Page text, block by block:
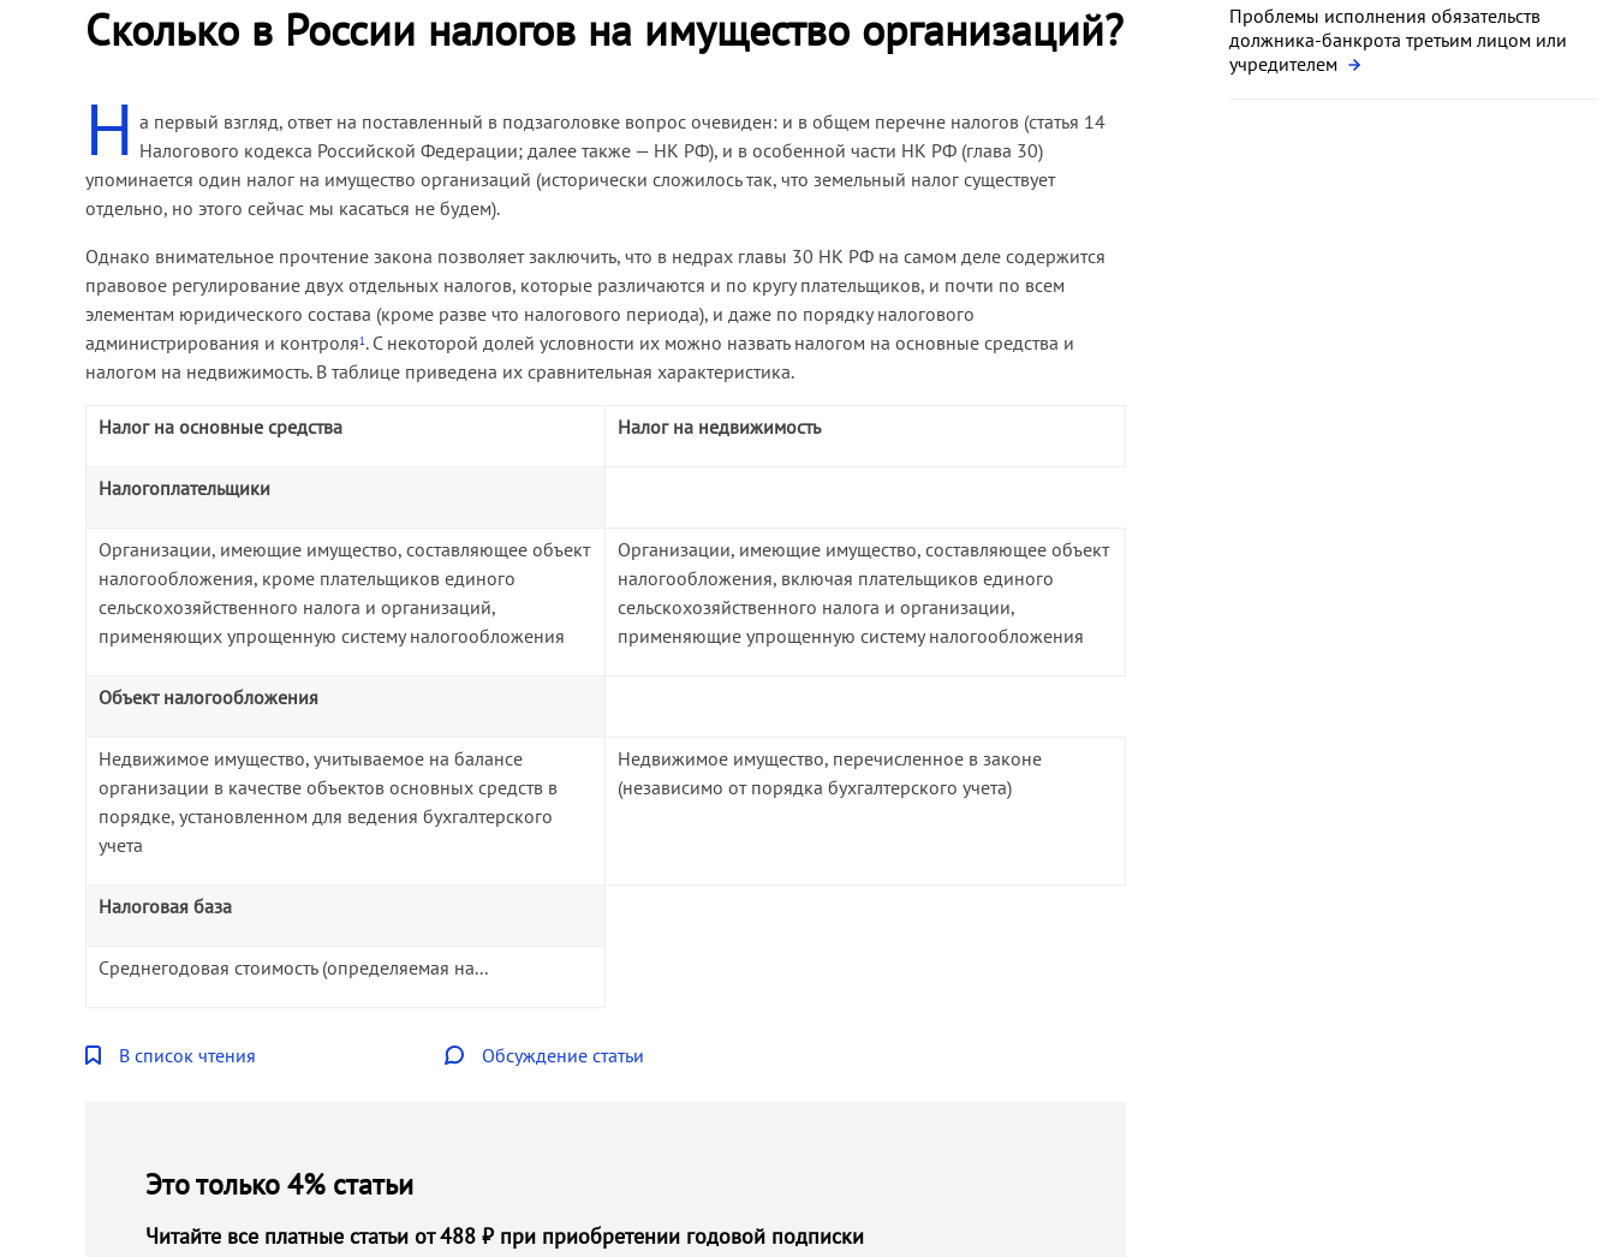
Сколько в России налогов на имущество организаций?
Н а первый взгляд, ответ на поставленный в подзаголовке вопрос очевиден: и в общем перечне налогов (статья 14
Налогового кодекса Российской Федерации; далее также — НК РФ), и в особенной части НК РФ (глава 30)
упоминается один налог на имущество организаций (исторически сложилось так, что земельный налог существует
отдельно, но этого сейчас мы касаться не будем).
Однако внимательное прочтение закона позволяет заключить, что в недрах главы 30 НК РФ на самом деле содержится
правовое регулирование двух отдельных налогов, которые различаются и по кругу плательщиков, и почти по всем
элементам юридического состава (кроме разве что налогового периода), и даже по порядку налогового
администрирования и контроля1 . С некоторой долей условности их можно назвать налогом на основные средства и
налогом на недвижимость. В таблице приведена их сравнительная характеристика.
Налог на основные средства Налог на недвижимость
Налогоплательщики
Организации, имеющие имущество, составляющее объект
налогообложения, кроме плательщиков единого
сельскохозяйственного налога и организаций,
применяющих упрощенную систему налогообложения
Организации, имеющие имущество, составляющее объект
налогообложения, включая плательщиков единого
сельскохозяйственного налога и организации,
применяющие упрощенную систему налогообложения
Объект налогообложения
Недвижимое имущество, учитываемое на балансе
организации в качестве объектов основных средств в
порядке, установленном для ведения бухгалтерского
учета
Недвижимое имущество, перечисленное в законе
(независимо от порядка бухгалтерского учета)
Налоговая база
Среднегодовая стоимость (определяемая на...
В список чтения Обсуждение статьи
Это только 4% статьи
Читайте все платные статьи от 488 ₽ при приобретении годовой подписки
Проблемы исполнения обязательств
должника-банкрота третьим лицом или
учредителем